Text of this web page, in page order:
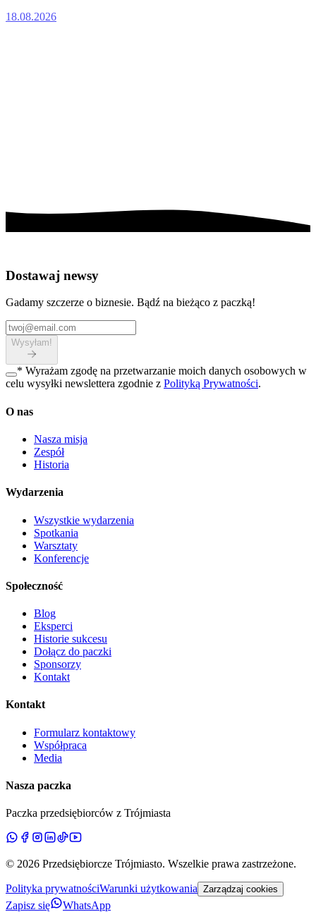
18.08.2026
Dostawaj newsy
Gadamy szczerze o biznesie. Bądź na bieżąco z paczką!
Wysyłam!
* Wyrażam zgodę na przetwarzanie moich danych osobowych w
celu wysyłki newslettera zgodnie z Polityką Prywatności.
O nas
Nasza misja
Zespół
Historia
Wydarzenia
Wszystkie wydarzenia
Spotkania
Warsztaty
Konferencje
Społeczność
Blog
Eksperci
Historie sukcesu
Dołącz do paczki
Sponsorzy
Kontakt
Kontakt
Formularz kontaktowy
Współpraca
Media
Nasza paczka
Paczka przedsiębiorców z Trójmiasta
© 2026 Przedsiębiorcze Trójmiasto. Wszelkie prawa zastrzeżone.
Polityka prywatnościWarunki użytkowania Zarządzaj cookies
Zapisz się WhatsApp